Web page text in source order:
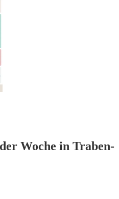
Woche in Traben-